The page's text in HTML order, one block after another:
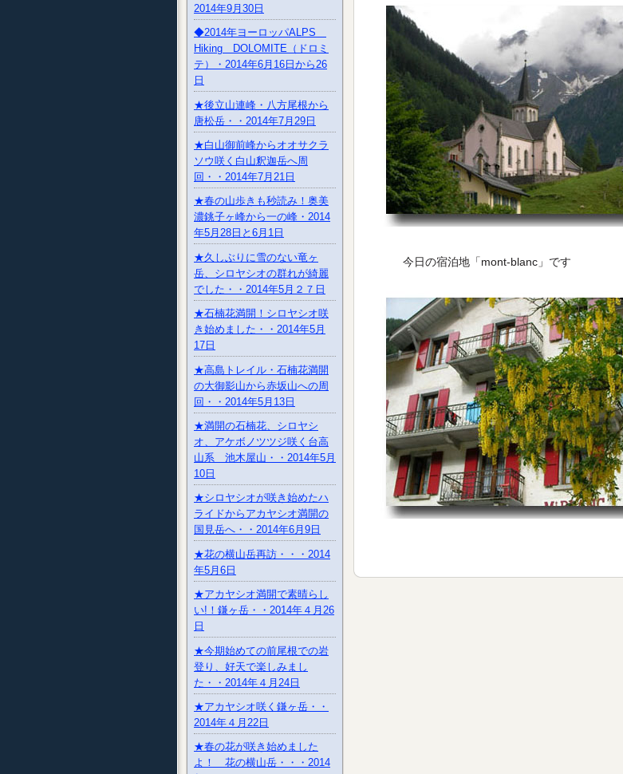
2014年9月30日
◆2014年ヨーロッパALPS
Hiking DOLOMITE（ドロミ
テ）・2014年6月16日から26
日
★後立山連峰・八方尾根から
唐松岳・・2014年7月29日
★白山御前峰からオオサクラ
ソウ咲く白山釈迦岳へ周
回・・2014年7月21日
★春の山歩きも秒読み！奥美
濃銚子ヶ峰から一の峰・2014
年5月28日と6月1日
★久しぶりに雪のない竜ヶ
岳、シロヤシオの群れが綺麗
でした・・2014年5月２７日
★石楠花満開！シロヤシオ咲
き始めました・・2014年5月
17日
★高島トレイル・石楠花満開
の大御影山から赤坂山への周
回・・2014年5月13日
★満開の石楠花、シロヤシ
オ、アケボノツツジ咲く台高
山系 池木屋山・・2014年5月
10日
★シロヤシオが咲き始めたハ
ライドからアカヤシオ満開の
国見岳へ・・2014年6月9日
★花の横山岳再訪・・・2014
年5月6日
★アカヤシオ満開で素晴らし
い!！鎌ヶ岳・・2014年４月26
日
★今期始めての前尾根での岩
登り、好天で楽しみまし
た・・2014年４月24日
★アカヤシオ咲く鎌ヶ岳・・
2014年４月22日
★春の花が咲き始めました
よ！ 花の横山岳・・・2014
今日の宿泊地「mont-blanc」です